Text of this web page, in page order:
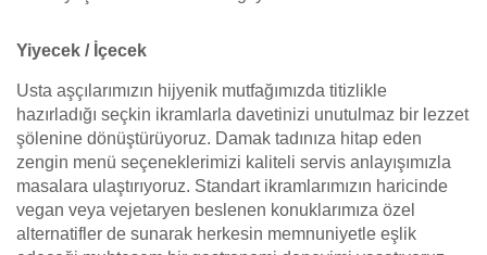
Yiyecek / İçecek
Usta aşçılarımızın hijyenik mutfağımızda titizlikle
hazırladığı seçkin ikramlarla davetinizi unutulmaz bir lezzet
şölenine dönüştürüyoruz. Damak tadınıza hitap eden
zengin menü seçeneklerimizi kaliteli servis anlayışımızla
masalara ulaştırıyoruz. Standart ikramlarımızın haricinde
vegan veya vejetaryen beslenen konuklarımıza özel
alternatifler de sunarak herkesin memnuniyetle eşlik